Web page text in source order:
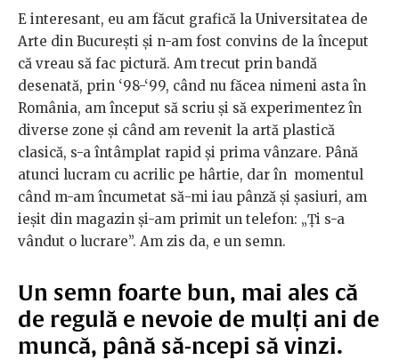
E interesant, eu am făcut grafică la Universitatea de
Arte din București și n-am fost convins de la început
că vreau să fac pictură. Am trecut prin bandă
desenată, prin ‘98-‘99, când nu făcea nimeni asta în
România, am început să scriu și să experimentez în
diverse zone și când am revenit la artă plastică
clasică, s-a întâmplat rapid și prima vânzare. Până
atunci lucram cu acrilic pe hârtie, dar în momentul
când m-am încumetat să-mi iau pânză și șasiuri, am
ieșit din magazin și-am primit un telefon: „Ți s-a
vândut o lucrare”. Am zis da, e un semn.
Un semn foarte bun, mai ales că
de regulă e nevoie de mulți ani de
muncă, până să-ncepi să vinzi.